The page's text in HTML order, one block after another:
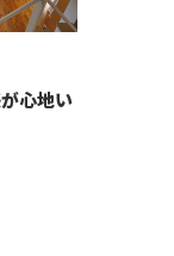
心地い